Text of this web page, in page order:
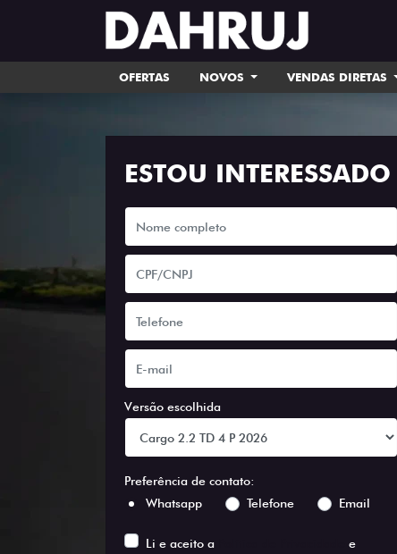
OFERTAS NOVOS VENDAS DIRETAS
ESTOU INTERESSADO
Versão escolhida
Preferência de contato:
Whatsapp
Telefone Email
Li e aceito a
e